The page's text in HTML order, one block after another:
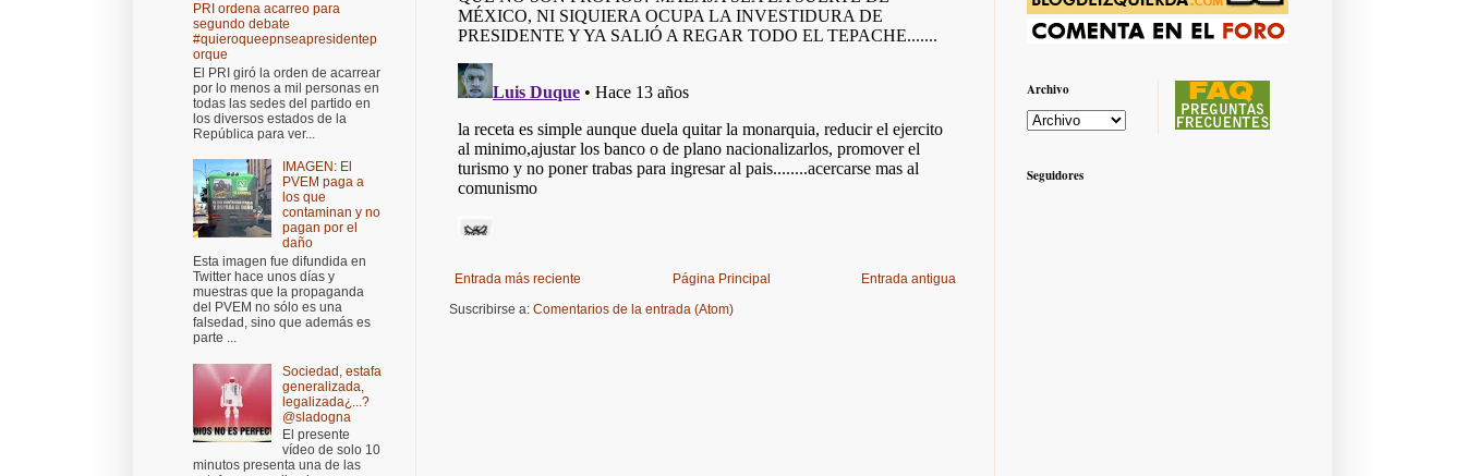
Entrada más reciente Entrada antigua
Página Principal
Suscribirse a: Comentarios de la entrada (Atom)
PRI ordena acarreo para
segundo debate
#quieroqueepnseapresidentep
orque
El PRI giró la orden de acarrear
por lo menos a mil personas en
todas las sedes del partido en
los diversos estados de la
República para ver...
IMAGEN: El
PVEM paga a
los que
contaminan y no
pagan por el
daño
Esta imagen fue difundida en
Twitter hace unos días y
muestras que la propaganda
del PVEM no sólo es una
falsedad, sino que además es
parte ...
Sociedad, estafa
generalizada,
legalizada¿...?
@sladogna
El presente
vídeo de solo 10
minutos presenta una de las
Archivo
Seguidores